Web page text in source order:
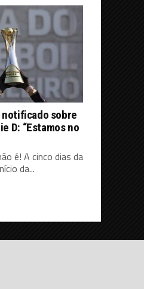
notificado sobre
D: “Estamos no
é! A cinco dias da
da...